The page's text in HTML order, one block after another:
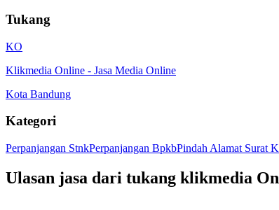
Tukang
KO
Klikmedia Online - Jasa Media Online
Kota Bandung
Kategori
Perpanjangan StnkPerpanjangan BpkbPindah Alamat Surat
Ulasan jasa dari tukang klikmedia